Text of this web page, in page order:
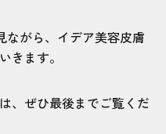
ながら、イデア美容皮膚
きます。
、ぜひ最後までご覧くだ